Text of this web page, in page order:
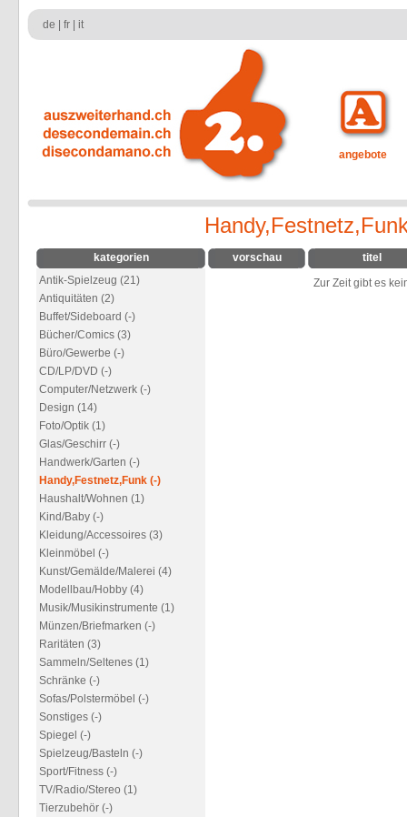
de fr it
angebote
kategorien
Antik-Spielzeug (21)
Antiquitäten (2)
Buffet/Sideboard (-)
Bücher/Comics (3)
Büro/Gewerbe (-)
CD/LP/DVD (-)
Computer/Netzwerk (-)
Design (14)
Foto/Optik (1)
Glas/Geschirr (-)
Handwerk/Garten (-)
Handy,Festnetz,Funk (-)
Haushalt/Wohnen (1)
Kind/Baby (-)
Kleidung/Accessoires (3)
Kleinmöbel (-)
Kunst/Gemälde/Malerei (4)
Modellbau/Hobby (4)
Musik/Musikinstrumente (1)
Münzen/Briefmarken (-)
Raritäten (3)
Sammeln/Seltenes (1)
Schränke (-)
Sofas/Polstermöbel (-)
Sonstiges (-)
Spiegel (-)
Spielzeug/Basteln (-)
Sport/Fitness (-)
TV/Radio/Stereo (1)
Tierzubehör (-)
vorschau
titel
Zur Zeit gibt es